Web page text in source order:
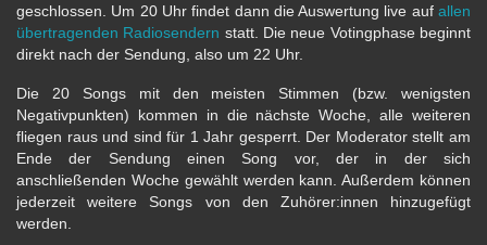
geschlossen. Um 20 Uhr findet dann die Auswertung live auf allen
übertragenden Radiosendern statt. Die neue Votingphase beginnt
direkt nach der Sendung, also um 22 Uhr.
Die 20 Songs mit den meisten Stimmen (bzw. wenigsten
Negativpunkten) kommen in die nächste Woche, alle weiteren
fliegen raus und sind für 1 Jahr gesperrt. Der Moderator stellt am
Ende der Sendung einen Song vor, der in der sich
anschließenden Woche gewählt werden kann. Außerdem können
jederzeit weitere Songs von den Zuhörer:innen hinzugefügt
werden.